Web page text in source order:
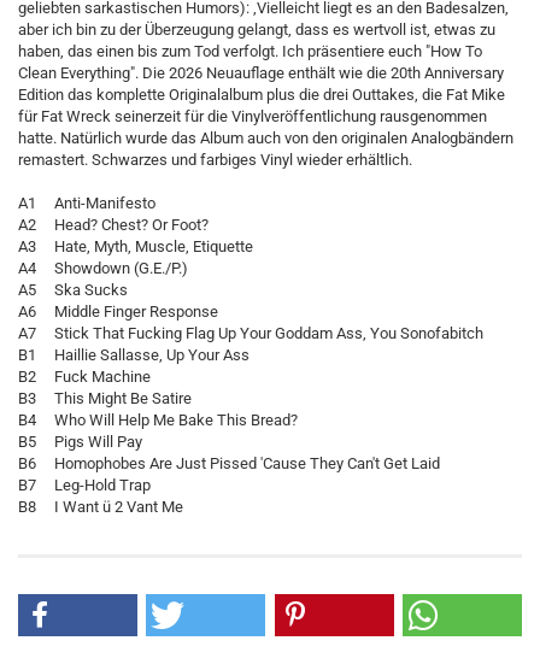
geliebten sarkastischen Humors): ,Vielleicht liegt es an den Badesalzen,
aber ich bin zu der Überzeugung gelangt, dass es wertvoll ist, etwas zu
haben, das einen bis zum Tod verfolgt. Ich präsentiere euch "How To
Clean Everything". Die 2026 Neuauflage enthält wie die 20th Anniversary
Edition das komplette Originalalbum plus die drei Outtakes, die Fat Mike
für Fat Wreck seinerzeit für die Vinylveröffentlichung rausgenommen
hatte. Natürlich wurde das Album auch von den originalen Analogbändern
remastert. Schwarzes und farbiges Vinyl wieder erhältlich.
A1 Anti-Manifesto
A2 Head? Chest? Or Foot?
A3 Hate, Myth, Muscle, Etiquette
A4 Showdown (G.E./P.)
A5 Ska Sucks
A6 Middle Finger Response
A7 Stick That Fucking Flag Up Your Goddam Ass, You Sonofabitch
B1 Haillie Sallasse, Up Your Ass
B2 Fuck Machine
B3 This Might Be Satire
B4 Who Will Help Me Bake This Bread?
B5 Pigs Will Pay
B6 Homophobes Are Just Pissed 'Cause They Can't Get Laid
B7 Leg-Hold Trap
B8 I Want ü 2 Vant Me